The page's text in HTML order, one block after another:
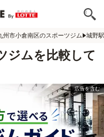
州市小倉南区のスポーツジム 城野
ジムを比較して